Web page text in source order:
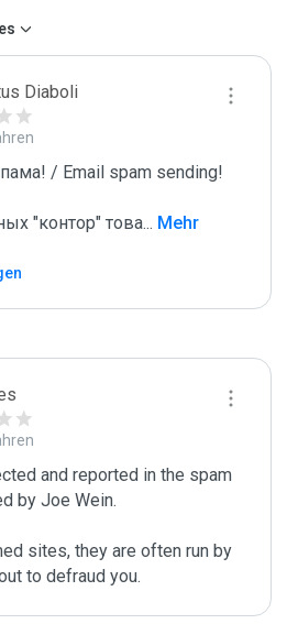
Diaboli
/ Email spam sending!
"контор" това... Mehr
and reported in the spam
by Joe Wein.
sites, they are often run by
to defraud you.